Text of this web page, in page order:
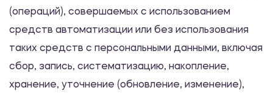
(операций), совершаемых с использованием
средств автоматизации или без использования
таких средств с персональными данными, включая
сбор, запись, систематизацию, накопление,
хранение, уточнение (обновление, изменение),